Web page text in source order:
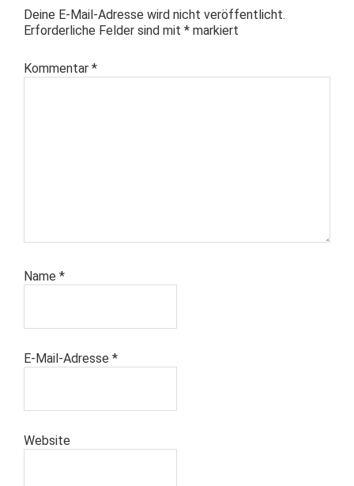
Deine E-Mail-Adresse wird nicht veröffentlicht.
Erforderliche Felder sind mit * markiert
Kommentar *
Name *
E-Mail-Adresse *
Website